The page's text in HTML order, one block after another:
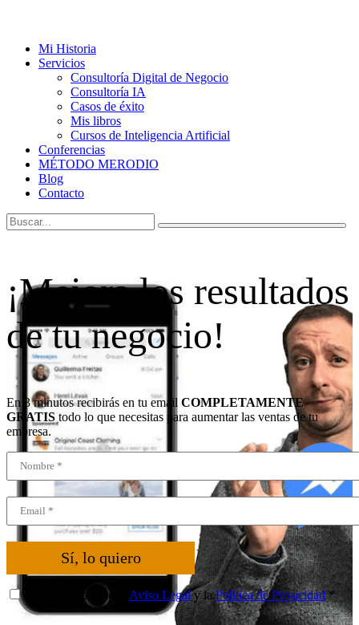
Mi Historia
Servicios
Consultoría Digital de Negocio
Consultoría IA
Casos de éxito
Mis libros
Cursos de Inteligencia Artificial
Conferencias
MÉTODO MERODIO
Blog
Contacto
¡Mejora los resultados
de tu negocio!
En 3 minutos recibirás en tu email COMPLETAMENTE
GRATIS todo lo que necesitas para aumentar las ventas de tu
empresa.
Sí, lo quiero
He leído y acepto el Aviso Legaly laPolítica de Privacidad*